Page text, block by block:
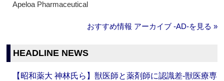
Apeloa Pharmaceutical
おすすめ情報 アーカイブ ‐AD‐を見る »
HEADLINE NEWS
【昭和薬大 神林氏ら】獣医師と薬剤師に認識差‐獣医療専